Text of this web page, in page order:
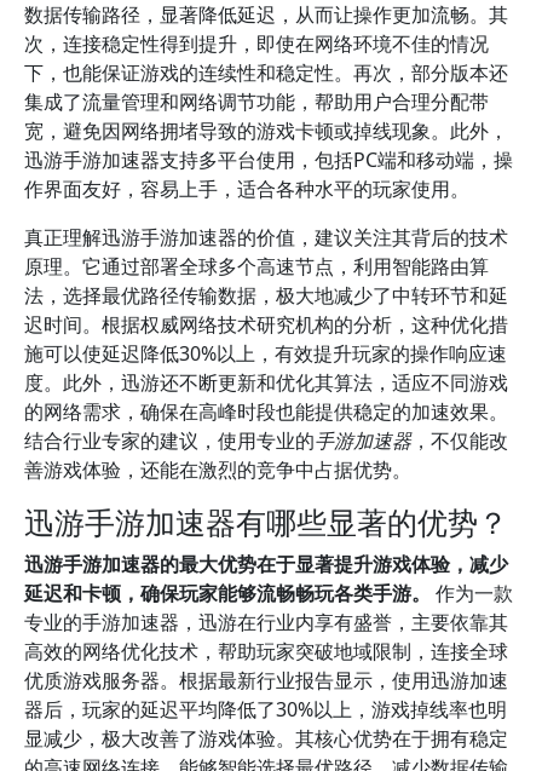
数据传输路径，显著降低延迟，从而让操作更加流畅。其
次，连接稳定性得到提升，即使在网络环境不佳的情况
下，也能保证游戏的连续性和稳定性。再次，部分版本还
集成了流量管理和网络调节功能，帮助用户合理分配带
宽，避免因网络拥堵导致的游戏卡顿或掉线现象。此外，
迅游手游加速器支持多平台使用，包括PC端和移动端，操
作界面友好，容易上手，适合各种水平的玩家使用。
真正理解迅游手游加速器的价值，建议关注其背后的技术
原理。它通过部署全球多个高速节点，利用智能路由算
法，选择最优路径传输数据，极大地减少了中转环节和延
迟时间。根据权威网络技术研究机构的分析，这种优化措
施可以使延迟降低30%以上，有效提升玩家的操作响应速
度。此外，迅游还不断更新和优化其算法，适应不同游戏
的网络需求，确保在高峰时段也能提供稳定的加速效果。
结合行业专家的建议，使用专业的手游加速器，不仅能改
善游戏体验，还能在激烈的竞争中占据优势。
迅游手游加速器有哪些显著的优势？
迅游手游加速器的最大优势在于显著提升游戏体验，减少
延迟和卡顿，确保玩家能够流畅畅玩各类手游。
作为一款
专业的手游加速器，迅游在行业内享有盛誉，主要依靠其
高效的网络优化技术，帮助玩家突破地域限制，连接全球
优质游戏服务器。根据最新行业报告显示，使用迅游加速
器后，玩家的延迟平均降低了30%以上，游戏掉线率也明
显减少，极大改善了游戏体验。其核心优势在于拥有稳定